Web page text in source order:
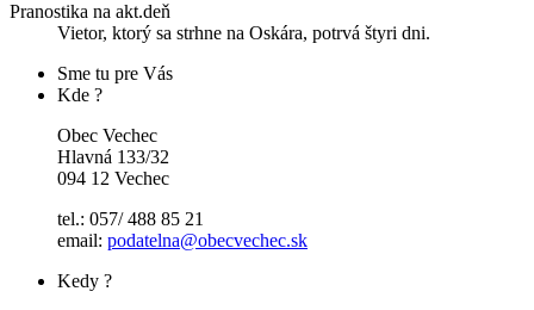
Pranostika na akt.deň
Vietor, ktorý sa strhne na Oskára, potrvá štyri dni.
Sme tu pre Vás
Kde ?
Obec Vechec
Hlavná 133/32
094 12 Vechec
tel.: 057/ 488 85 21
email: podatelna@obecvechec.sk
Kedy ?